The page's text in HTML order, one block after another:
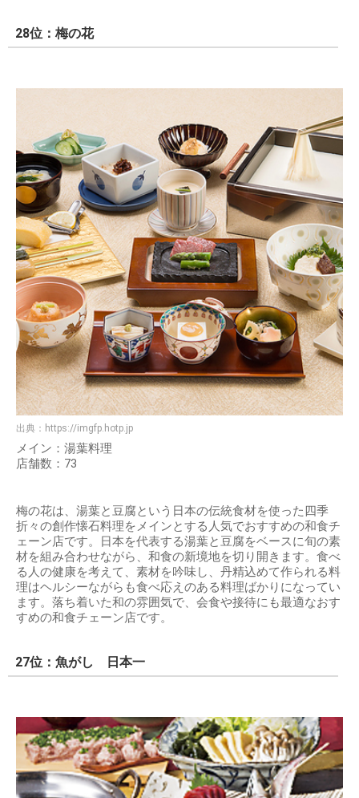
28位：梅の花
出典： https://imgfp.hotp.jp
メイン：湯葉料理
店舗数：73
梅の花は、湯葉と豆腐という日本の伝統食材を使った四季
折々の創作懐石料理をメインとする人気でおすすめの和食チ
ェーン店です。日本を代表する湯葉と豆腐をベースに旬の素
材を組み合わせながら、和食の新境地を切り開きます。食べ
る人の健康を考えて、素材を吟味し、丹精込めて作られる料
理はヘルシーながらも食べ応えのある料理ばかりになってい
ます。落ち着いた和の雰囲気で、会食や接待にも最適なおす
すめの和食チェーン店です。
27位：魚がし 日本一